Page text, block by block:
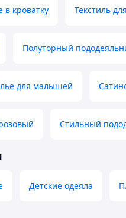
в кроватку Текстиль
Полуторный
для малышей
Стильный
Детские одеяла